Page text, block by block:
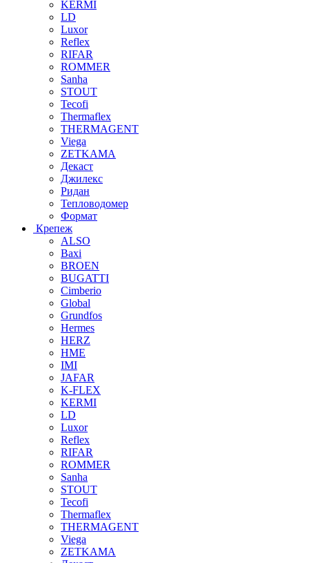
KERMI
LD
Luxor
Reflex
RIFAR
ROMMER
Sanha
STOUT
Tecofi
Thermaflex
THERMAGENT
Viega
ZETKAMA
Декаст
Джилекс
Ридан
Тепловодомер
Формат
Крепеж
ALSO
Baxi
BROEN
BUGATTI
Cimberio
Global
Grundfos
Hermes
HERZ
HME
IMI
JAFAR
K-FLEX
KERMI
LD
Luxor
Reflex
RIFAR
ROMMER
Sanha
STOUT
Tecofi
Thermaflex
THERMAGENT
Viega
ZETKAMA